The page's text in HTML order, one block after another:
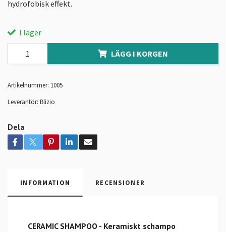
hydrofobisk effekt.
I lager
LÄGG I KORGEN
Artikelnummer: 1005
Leverantör: Blizio
Dela
INFORMATION RECENSIONER
CERAMIC SHAMPOO - Keramiskt schampo